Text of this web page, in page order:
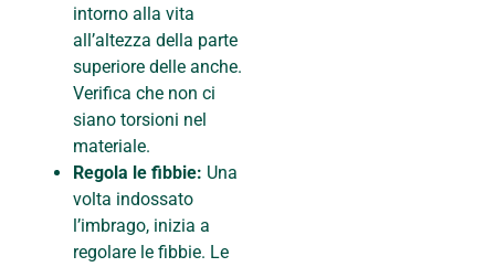
intorno alla vita
all’altezza della parte
superiore delle anche.
Verifica che non ci
siano torsioni nel
materiale.
Regola le fibbie: Una
volta indossato
l’imbrago, inizia a
regolare le fibbie. Le